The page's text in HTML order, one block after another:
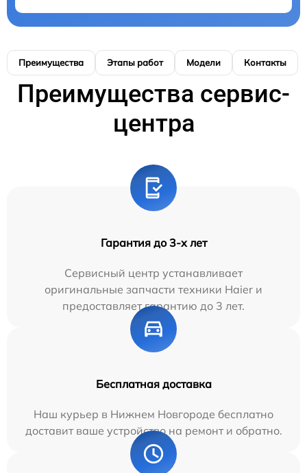
Преимущества Этапы работ Модели Контакты
Преимущества сервис-
центра
Гарантия до 3-х лет
Сервисный центр устанавливает
оригинальные запчасти техники Haier и
предоставляет гарантию до 3 лет.
Бесплатная доставка
Наш курьер в Нижнем Новгороде бесплатно
доставит ваше устройство на ремонт и обратно.